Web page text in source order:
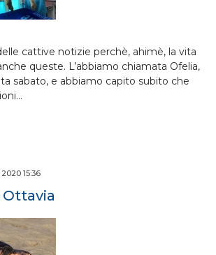
cattive notizie perchè, ahimè, la vita
queste. L’abbiamo chiamata Ofelia,
sabato, e abbiamo capito subito che
15:36